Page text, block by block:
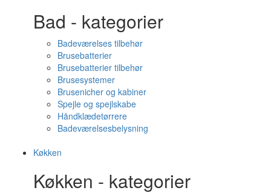
Bad - kategorier
Badeværelses tilbehør
Brusebatterier
Brusebatterier tilbehør
Brusesystemer
Brusenicher og kabiner
Spejle og spejlskabe
Håndklædetørrere
Badeværelsesbelysning
Køkken
Køkken - kategorier